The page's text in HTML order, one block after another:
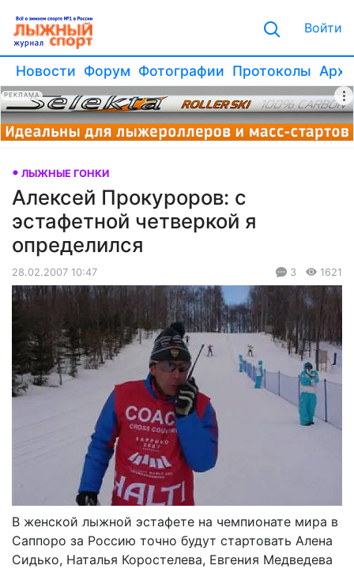
Войти
Новости Форум Фотографии Протоколы
РЕКЛАМА
ЛЫЖНЫЕ ГОНКИ
Алексей Прокуроров: с
эстафетной четверкой я
определился
28.02.2007 10:47 3 1621
В женской лыжной эстафете на чемпионате мира в
Саппоро за Россию точно будут стартовать Алена
Сидько, Наталья Коростелева, Евгения Медведева